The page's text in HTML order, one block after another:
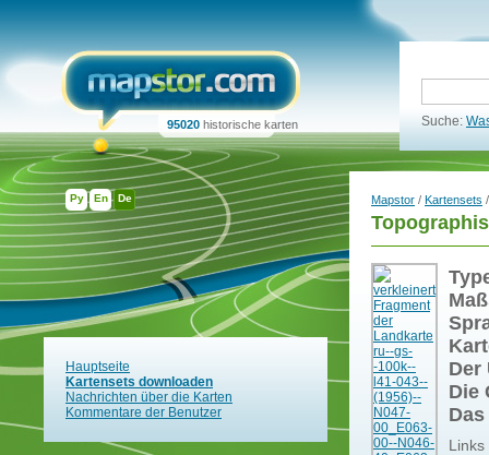
Ру En De
95020 historische karten Suche:
Hauptseite
Kartensets downloaden
Nachrichten über die Karten
Kommentare der Benutzer
Mapstor / Kartensets
Der
Die